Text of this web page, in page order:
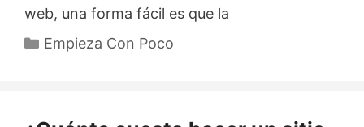
web, una forma fácil es que la
Categorías
Empieza Con Poco